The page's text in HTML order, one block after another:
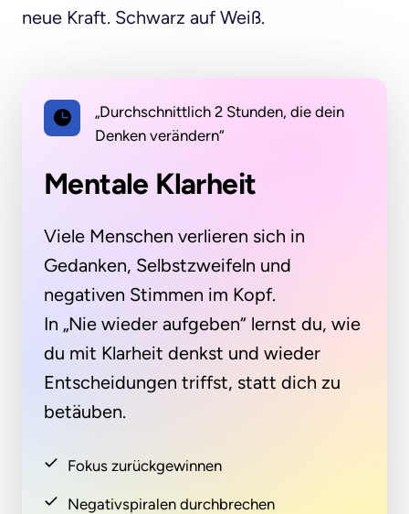
neue Kraft. Schwarz auf Weiß.
„Durchschnittlich 2 Stunden, die dein
Denken verändern“
Mentale Klarheit
Viele Menschen verlieren sich in
Gedanken, Selbstzweifeln und
negativen Stimmen im Kopf.
In „Nie wieder aufgeben“ lernst du, wie
du mit Klarheit denkst und wieder
Entscheidungen triffst, statt dich zu
betäuben.
Fokus zurückgewinnen
Negativspiralen durchbrechen